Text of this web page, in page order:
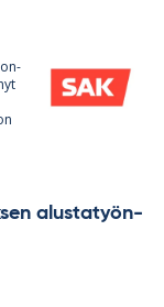
alus­ta­työn­